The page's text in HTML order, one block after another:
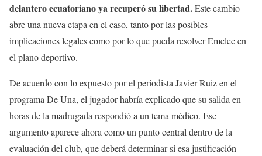
delantero ecuatoriano ya recuperó su libertad.Este cambio
abre una nueva etapa en el caso, tanto por las posibles
implicaciones legales como por lo que pueda resolver Emelec en
el plano deportivo.
De acuerdo con lo expuesto por el periodista Javier Ruiz en el
programa De Una, el jugador habría explicado que su salida en
horas de la madrugada respondió a un tema médico. Ese
argumento aparece ahora como un punto central dentro de la
evaluación del club, que deberá determinar si esa justificación